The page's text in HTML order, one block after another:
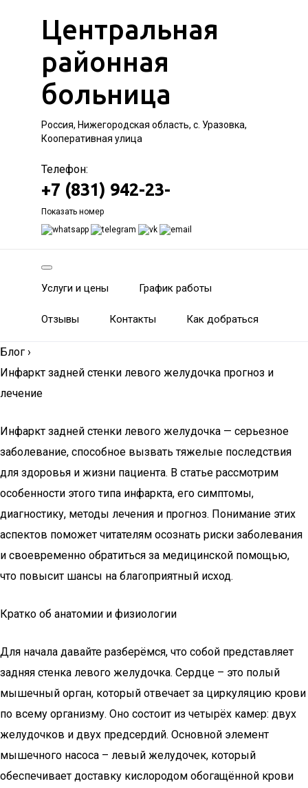
Центральная
районная
больница
Россия, Нижегородская область, с. Уразовка,
Кооперативная улица
Телефон:
+7 (831) 942-23-
Показать номер
Услуги и цены График работы
Отзывы Контакты Как добраться
Блог ›
Инфаркт задней стенки левого желудочка прогноз и
лечение
Инфаркт задней стенки левого желудочка — серьезное
заболевание, способное вызвать тяжелые последствия
для здоровья и жизни пациента. В статье рассмотрим
особенности этого типа инфаркта, его симптомы,
диагностику, методы лечения и прогноз. Понимание этих
аспектов поможет читателям осознать риски заболевания
и своевременно обратиться за медицинской помощью,
что повысит шансы на благоприятный исход.
Кратко об анатомии и физиологии
Для начала давайте разберёмся, что собой представляет
задняя стенка левого желудочка. Сердце – это полый
мышечный орган, который отвечает за циркуляцию крови
по всему организму. Оно состоит из четырёх камер: двух
желудочков и двух предсердий. Основной элемент
мышечного насоса – левый желудочек, который
обеспечивает доставку кислородом обогащённой крови